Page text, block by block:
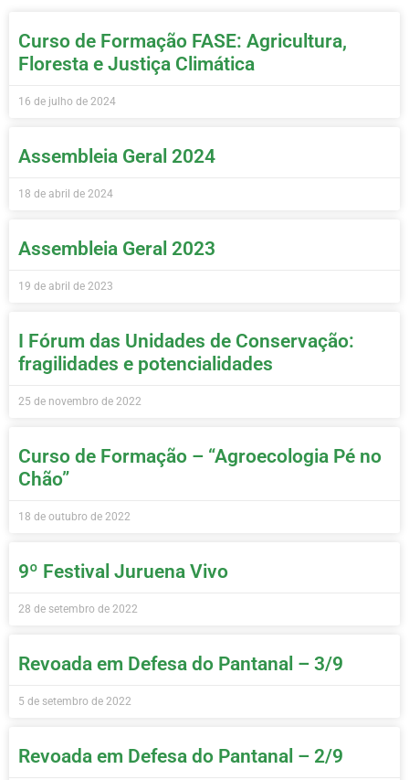
Curso de Formação FASE: Agricultura,
Floresta e Justiça Climática
16 de julho de 2024
Assembleia Geral 2024
18 de abril de 2024
Assembleia Geral 2023
19 de abril de 2023
I Fórum das Unidades de Conservação:
fragilidades e potencialidades
25 de novembro de 2022
Curso de Formação – “Agroecologia Pé no
Chão”
18 de outubro de 2022
9º Festival Juruena Vivo
28 de setembro de 2022
Revoada em Defesa do Pantanal – 3/9
5 de setembro de 2022
Revoada em Defesa do Pantanal – 2/9